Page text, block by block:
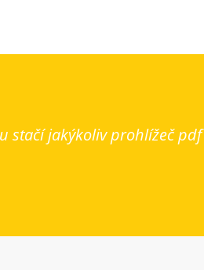
stačí jakýkoliv prohlížeč pdf